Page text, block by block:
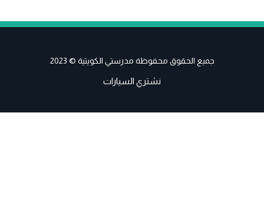
جميع الحقوق محفوظة مدرستي الكويتية © 2023
نشتري السيارات